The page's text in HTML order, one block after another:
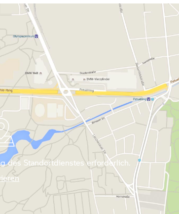
des Standortdienstes erforderlich.